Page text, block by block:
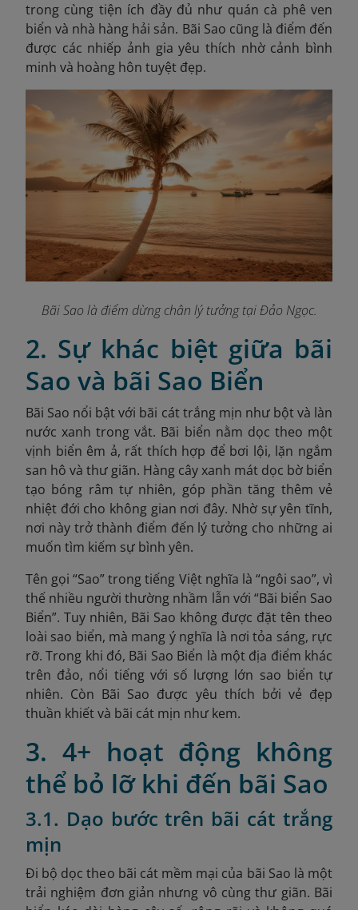
trong cùng tiện ích đầy đủ như quán cà phê ven
biển và nhà hàng hải sản. Bãi Sao cũng là điểm đến
được các nhiếp ảnh gia yêu thích nhờ cảnh bình
minh và hoàng hôn tuyệt đẹp.
Bãi Sao là điểm dừng chân lý tưởng tại Đảo Ngọc.
2. Sự khác biệt giữa bãi
Sao và bãi Sao Biển
Bãi Sao nổi bật với bãi cát trắng mịn như bột và làn
nước xanh trong vắt. Bãi biển nằm dọc theo một
vịnh biển êm ả, rất thích hợp để bơi lội, lặn ngắm
san hô và thư giãn. Hàng cây xanh mát dọc bờ biển
tạo bóng râm tự nhiên, góp phần tăng thêm vẻ
nhiệt đới cho không gian nơi đây. Nhờ sự yên tĩnh,
nơi này trở thành điểm đến lý tưởng cho những ai
muốn tìm kiếm sự bình yên.
Tên gọi “Sao” trong tiếng Việt nghĩa là “ngôi sao”, vì
thế nhiều người thường nhầm lẫn với “Bãi biển Sao
Biển”. Tuy nhiên, Bãi Sao không được đặt tên theo
loài sao biển, mà mang ý nghĩa là nơi tỏa sáng, rực
rỡ. Trong khi đó, Bãi Sao Biển là một địa điểm khác
trên đảo, nổi tiếng với số lượng lớn sao biển tự
nhiên. Còn Bãi Sao được yêu thích bởi vẻ đẹp
thuần khiết và bãi cát mịn như kem.
3. 4+ hoạt động không
thể bỏ lỡ khi đến bãi Sao
3.1. Dạo bước trên bãi cát trắng
mịn
Đi bộ dọc theo bãi cát mềm mại của bãi Sao là một
trải nghiệm đơn giản nhưng vô cùng thư giãn. Bãi